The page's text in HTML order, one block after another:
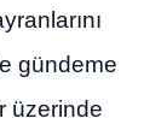
gündeme
üzerinde